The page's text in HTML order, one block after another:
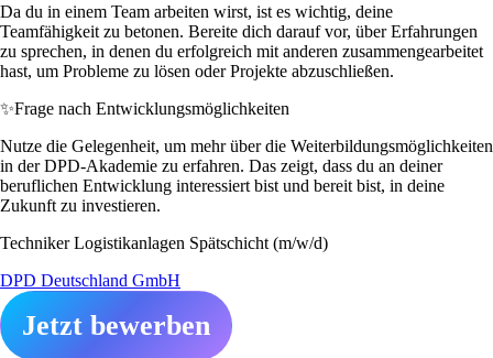
Da du in einem Team arbeiten wirst, ist es wichtig, deine
Teamfähigkeit zu betonen. Bereite dich darauf vor, über Erfahrungen
zu sprechen, in denen du erfolgreich mit anderen zusammengearbeitet
hast, um Probleme zu lösen oder Projekte abzuschließen.
✨Frage nach Entwicklungsmöglichkeiten
Nutze die Gelegenheit, um mehr über die Weiterbildungsmöglichkeiten
in der DPD-Akademie zu erfahren. Das zeigt, dass du an deiner
beruflichen Entwicklung interessiert bist und bereit bist, in deine
Zukunft zu investieren.
Techniker Logistikanlagen Spätschicht (m/w/d)
DPD Deutschland GmbH
Jetzt bewerben